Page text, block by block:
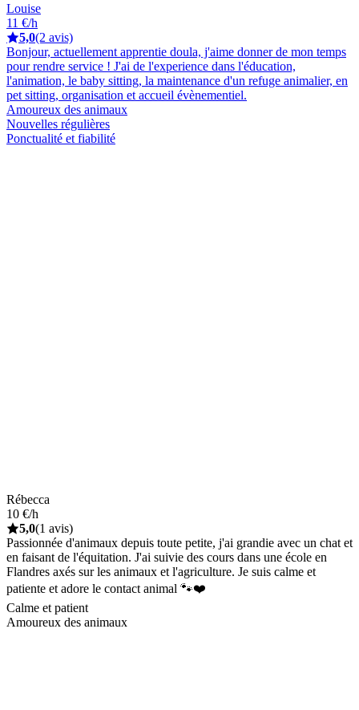
Louise
11 €/h
5,0(2 avis)
Bonjour, actuellement apprentie doula, j'aime donner de mon temps
pour rendre service ! J'ai de l'experience dans l'éducation,
l'animation, le baby sitting, la maintenance d'un refuge animalier, en
pet sitting, organisation et accueil évènementiel.
Amoureux des animaux
Nouvelles régulières
Ponctualité et fiabilité
Rébecca
10 €/h
5,0(1 avis)
Passionnée d'animaux depuis toute petite, j'ai grandie avec un chat et
en faisant de l'équitation. J'ai suivie des cours dans une école en
Flandres axés sur les animaux et l'agriculture. Je suis calme et
patiente et adore le contact animal 🐾❤️
Calme et patient
Amoureux des animaux